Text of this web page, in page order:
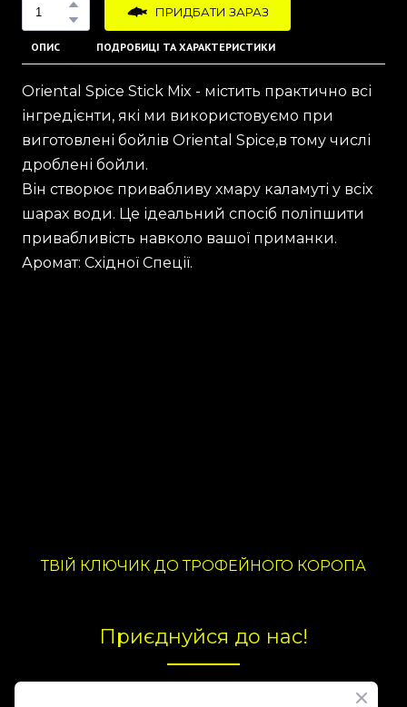
ПРИДБАТИ ЗАРАЗ
ОПИС ПОДРОБИЦІ ТА ХАРАКТЕРИСТИКИ
Oriental Spice Stick Mix - містить практично всі
інгредієнти, які ми використовуємо при
виготовлені бойлів Oriental Spice,в тому числі
дроблені бойли.
Він створює привабливу хмару каламуті у всіх
шарах води. Це ідеальний спосіб поліпшити
привабливість навколо вашої приманки.
Аромат: Східної Спеції.
ТВІЙ КЛЮЧИК ДО ТРОФЕЙНОГО КОРОПА
Приєднуйся до нас!